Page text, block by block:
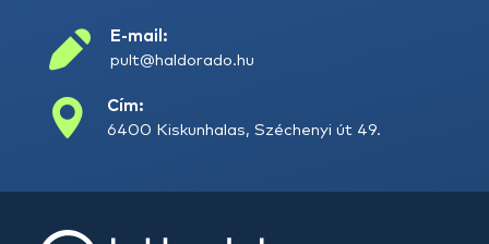
E-mail:
pult@haldorado.hu
Cím:
6400 Kiskunhalas, Széchenyi út 49.